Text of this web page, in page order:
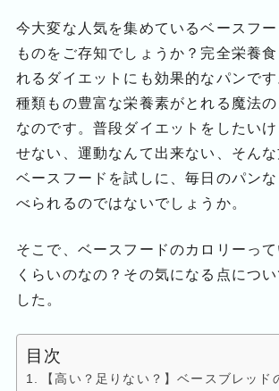
今大変な人気を集めているベースフ
ものをご存知でしょうか？完全栄養
れるダイエットにも効果的なパンで
種類もの豊富な栄養素がとれる魔法
なのです。普段ダイエットをしたい
せない、運動なんて出来ない、そん
ベースフードを試しに、毎日のパン
べられるのではないでしょうか。
そこで、ベースフードのカロリーっ
くらいのなの？その気になる点につ
した。
目次
【高い？足りない？】ベースブレッド